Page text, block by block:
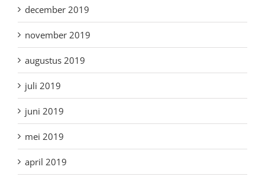
december 2019
november 2019
augustus 2019
juli 2019
juni 2019
mei 2019
april 2019